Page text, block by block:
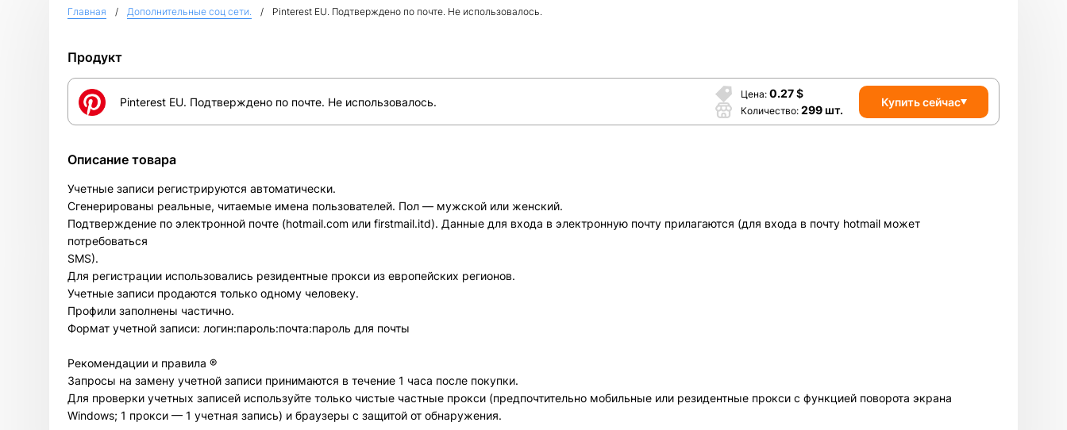
Главная Дополнительные соц сети. Pinterest EU. Подтверждено по почте. Не использовалось.
Продукт
Pinterest EU. Подтверждено по почте. Не использовалось.
Цена 0.27$
Количество 299 шт.
Купить сейчас
Описание товара
Учетные записи регистрируются автоматически.
Сгенерированы реальные, читаемые имена пользователей. Пол — мужской или женский.
Подтверждение по электронной почте (hotmail.com или firstmail.itd). Данные для входа в электронную почту прилагаются (для входа в почту hotmail может
потребоваться
SMS).
Для регистрации использовались резидентные прокси из европейских регионов.
Учетные записи продаются только одному человеку.
Профили заполнены частично.
Формат учетной записи: логин:пароль:почта:пароль для почты
Рекомендации и правила ®
Запросы на замену учетной записи принимаются в течение 1 часа после покупки.
Для проверки учетных записей используйте только чистые частные прокси (предпочтительно мобильные или резидентные прокси с функцией поворота экрана
Windows; 1 прокси — 1 учетная запись) и браузеры с защитой от обнаружения.